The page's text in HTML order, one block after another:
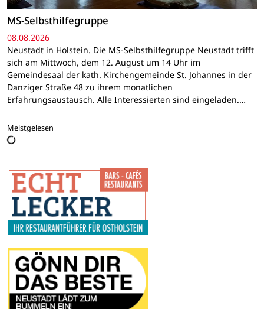
MS-Selbsthilfegruppe
08.08.2026
Neustadt in Holstein. Die MS-Selbsthilfegruppe Neustadt trifft
sich am Mittwoch, dem 12. August um 14 Uhr im
Gemeindesaal der kath. Kirchengemeinde St. Johannes in der
Danziger Straße 48 zu ihrem monatlichen
Erfahrungsaustausch. Alle Interessierten sind eingeladen.…
Meistgelesen